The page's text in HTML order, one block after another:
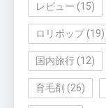
レビュー (15)
ロリポップ(19)
国内旅行 (12)
育毛剤 (26)